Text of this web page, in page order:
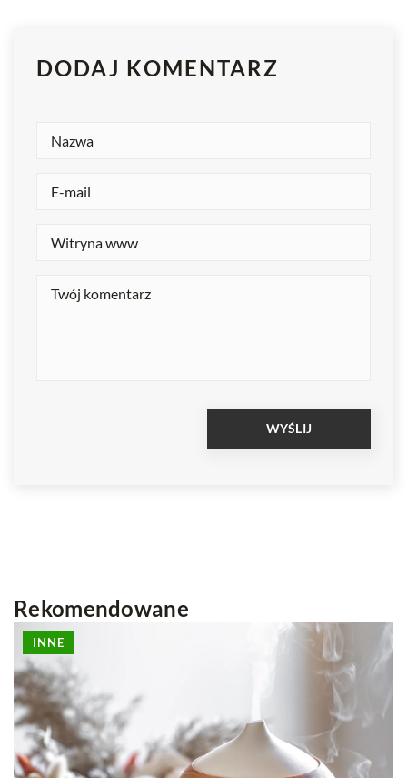
DODAJ KOMENTARZ
Rekomendowane
PRZECHOWYWANIE